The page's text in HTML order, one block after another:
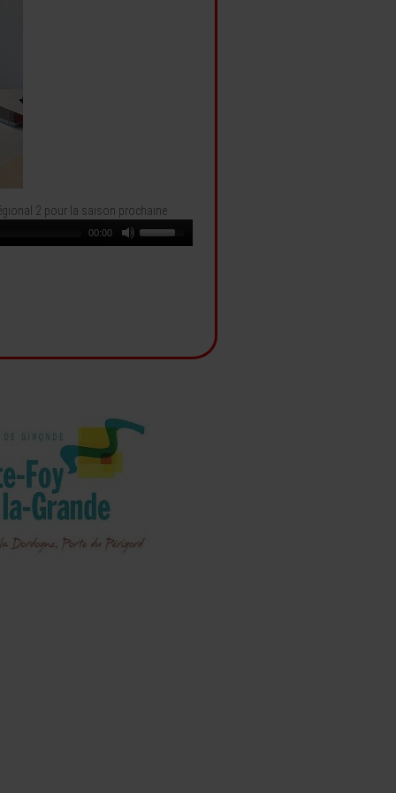
2 pour la saison prochaine
00:00